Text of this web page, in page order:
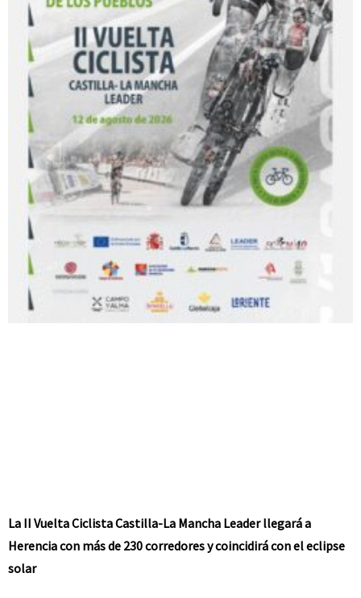
La II Vuelta Ciclista Castilla-La Mancha Leader llegará a
Herencia con más de 230 corredores y coincidirá con el eclipse
solar